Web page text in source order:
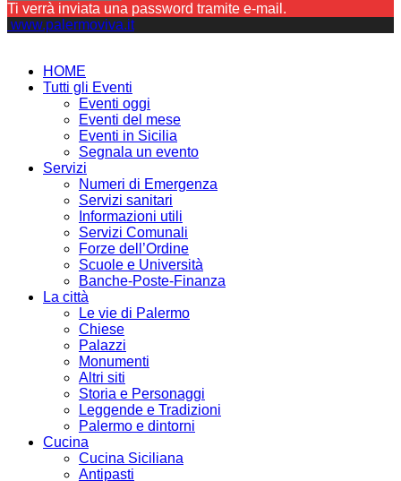
Ti verrà inviata una password tramite e-mail.
www.palermoviva.it
HOME
Tutti gli Eventi
Eventi oggi
Eventi del mese
Eventi in Sicilia
Segnala un evento
Servizi
Numeri di Emergenza
Servizi sanitari
Informazioni utili
Servizi Comunali
Forze dell’Ordine
Scuole e Università
Banche-Poste-Finanza
La città
Le vie di Palermo
Chiese
Palazzi
Monumenti
Altri siti
Storia e Personaggi
Leggende e Tradizioni
Palermo e dintorni
Cucina
Cucina Siciliana
Antipasti